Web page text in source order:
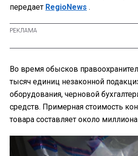
передает RegioNews .
Во время обысков
тысяч единиц незаконной
оборудования, черновой
средств. Примерная стоимость
товара составляет около